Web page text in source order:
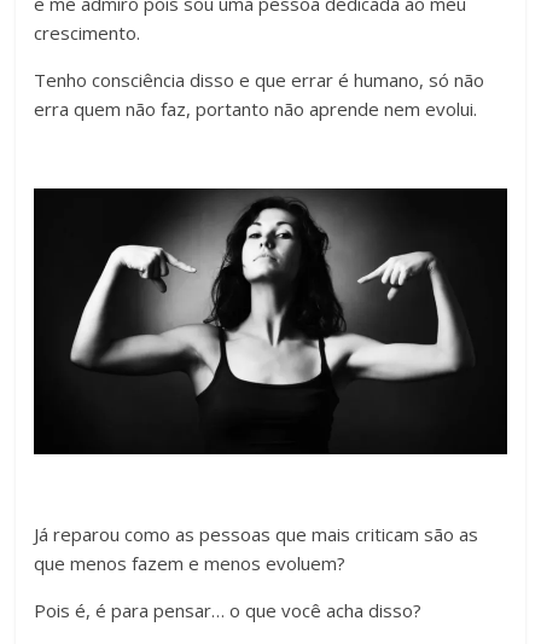
crescimento.
Tenho consciência disso e que errar é humano, só não
erra quem não faz, portanto não aprende nem evolui.
Já reparou como as pessoas que mais criticam são as
que menos fazem e menos evoluem?
Pois é, é para pensar… o que você acha disso?